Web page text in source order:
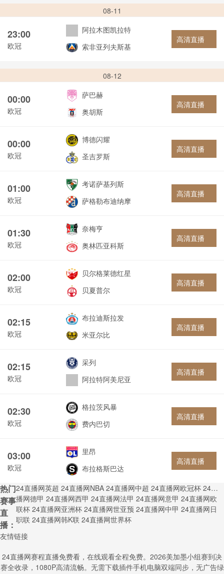
08-11
23:00
欧冠
阿拉木图凯拉特
索非亚列夫斯基
高清直播
08-12
00:00
欧冠
萨巴赫
奥胡斯
高清直播
00:00
欧冠
博德闪耀
圣吉罗斯
高清直播
01:00
欧冠
考诺萨基列斯
萨格勒布迪纳摩
高清直播
01:30
欧冠
奈梅亨
奥林匹亚科斯
高清直播
02:00
欧冠
贝尔格莱德红星
贝夏普尔
高清直播
02:15
欧冠
布拉迪斯拉发
米亚尔比
高清直播
02:15
欧冠
采列
阿拉特阿美尼亚
高清直播
02:30
欧冠
格拉茨风暴
费内巴切
高清直播
03:00
欧冠
里昂
布拉格斯巴达
高清直播
热门
赛事
直
播：
24直播网英超 24直播网NBA 24直播网中超 24直播网欧冠杯 24直
播网德甲 24直播网西甲 24直播网法甲 24直播网意甲 24直播网欧
联杯 24直播网亚洲杯 24直播网世亚预 24直播网中甲 24直播网日
职联 24直播网韩K联 24直播网世界杯
友情链接
24直播网赛程直播免费看，在线观看全程免费。2026美加墨小组赛到决
赛全收录，1080P高清流畅。无需下载插件手机电脑双端同步，无广告绿